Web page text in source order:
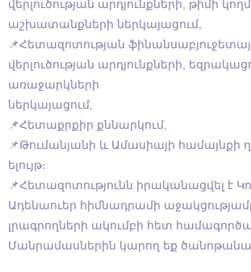
վերլուծության արդյունքների, թիմի
աշխատանքների ներկայացում,
📌Հետազոտության
վերլուծության արդյունքների,
առաջարկների
ներկայացում,
📌Հետաքրքիր քննարկում,
📌Թումանյանի և Ամասիայի համայնքի
ելույթ։
📌Հետազոտությունն իրականացվել է
Ադենաուեր հիմնադրամի
լրագրողների ակումբի հետ
Մանրամասներին կարող եք